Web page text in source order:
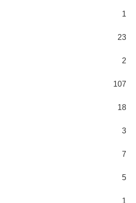
1
23
2
107
18
3
7
5
1